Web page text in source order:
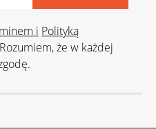
i Polityką
że w każdej